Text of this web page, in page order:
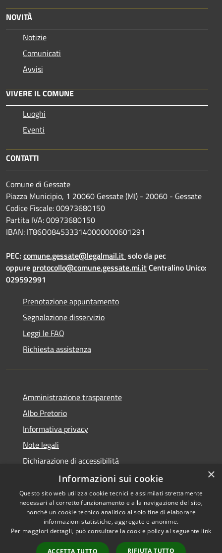
NOVITÀ
Notizie
Comunicati
Avvisi
VIVERE IL COMUNE
Luoghi
Eventi
CONTATTI
Comune di Gessate
Piazza Municipio, 1 20060 Gessate (MI) - 20060 - Gessate
Codice Fiscale: 00973680150
Partita IVA: 00973680150
IBAN: IT86O0845333140000000601291
PEC: comune.gessate@legalmail.it solo da pec
oppure protocollo@comune.gessate.mi.itCentralino Unico:
029592991
Prenotazione appuntamento
Segnalazione disservizio
Leggi le FAQ
Richiesta assistenza
Amministrazione trasparente
Albo Pretorio
Informativa privacy
Note legali
Dichiarazione di accessibilità
Dichiarazione di accessibilità dal 2025
RSS
Accessibilità
Copyright © 2026 • Comune di
Gessate • Powered by
Municipium• Accesso
×
Informazioni sui cookie
Questo sito web utilizza cookie tecnici e assimilati strettamente
necessari al corretto funzionamento e alla navigazione del sito,
nonché un cookie tecnico analitico al solo fine di elaborare
informazioni statistiche, aggregate e anonime.
Per maggiori dettagli, può consultare la cookie policy al seguente link
ACCETTA TUTTO RIFIUTA TUTTO